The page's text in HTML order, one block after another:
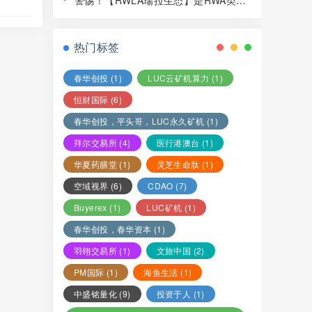
局，赶紧远离！
热门标签
春华创投 (1) LUC云矿机算力 (1)
恒财国际 (6)
春华创投，平头哥，LUC永久矿机 (1)
拜尔交易所 (4) 医行港澳台 (1)
华夏药膳堂 (1) 灵芝生命肽 (1)
空域视界 (6) CDAO (7)
Buyerex (1) LUC矿机 (1)
春华创投，春华资本 (1)
羽翎交易所 (1) 文旅中国 (2)
PM国际 (1) 海鱼生活 (1)
中盛铭量化 (9) 投资于人 (1)